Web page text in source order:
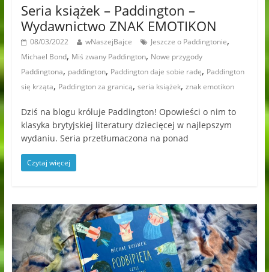
Seria książek – Paddington –
Wydawnictwo ZNAK EMOTIKON
08/03/2022 wNaszejBajce Jeszcze o Paddingtonie,
Michael Bond, Miś zwany Paddington, Nowe przygody
Paddingtona, paddington, Paddington daje sobie radę, Paddington
się krząta, Paddington za granicą, seria książek, znak emotikon
Dziś na blogu króluje Paddington! Opowieści o nim to
klasyka brytyjskiej literatury dziecięcej w najlepszym
wydaniu. Seria przetłumaczona na ponad
Czytaj więcej